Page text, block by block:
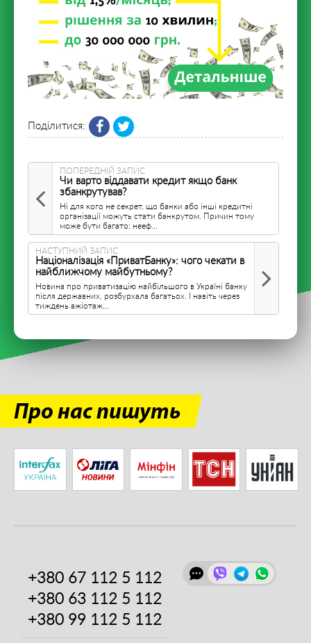
Поділитися:
ПОПЕРЕДНІЙ ЗАПИС
Чи варто віддавати кредит якщо банк
збанкрутував?
Ні для кого не секрет, що банки або інші кредитні
організації можуть стати банкрутом. Причин тому
може бути багато: нееф...
НАСТУПНИЙ ЗАПИС
Націоналізація «ПриватБанку»: чого чекати в
найближчому майбутньому?
Новина про приватизацію найбільшого в Україні банку
після державних, розбурхала багатьох. І навіть через
тиждень ажіотаж...
Про нас пишуть
+380 67 112 5 112
+380 63 112 5 112
+380 99 112 5 112